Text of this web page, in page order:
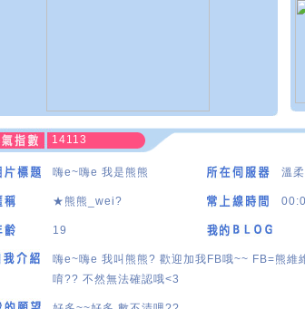
14113
嗨e~嗨e 我是熊熊 溫
★熊熊_wei?
19
嗨e~嗨e 我叫熊熊? 歡迎加我FB哦~~ FB=熊維
唷?? 不然無法確認哦<3